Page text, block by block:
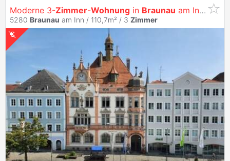
Moderne 3-Zimmer-Wohnung in Braunau am Inn – Stadtblick und Komfort für 1.175 €!
5280 Braunau am Inn / 110,7m² / 3 Zimmer